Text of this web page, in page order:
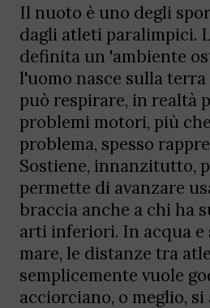
Il nuoto è uno degli
dagli atleti paralimpici.
definita un 'ambiente
l'uomo nasce sulla
può respirare, in realtà
problemi motori, più
problema, spesso
Sostiene, innanzitutto,
permette di avanzare
braccia anche a chi ha
arti inferiori. In acqua
mare, le distanze tra
semplicemente vuole
acciorciano, o meglio,